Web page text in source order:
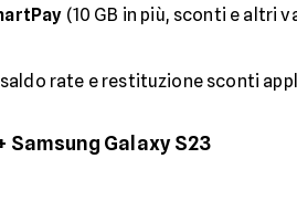
(10 GB in più, sconti e altri
rate e restituzione sconti
Samsung Galaxy S23